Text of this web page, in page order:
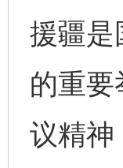
援疆是
的重
议精神